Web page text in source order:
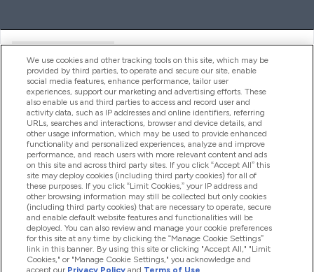
Producten
Company Information
Loyalty & Rewards
2026 The Hut.com Ltd
We use cookies and other tracking tools on this site, which may be
provided by third parties, to operate and secure our site, enable
social media features, enhance performance, tailor user
experiences, support our marketing and advertising efforts. These
also enable us and third parties to access and record user and
activity data, such as IP addresses and online identifiers, referring
URLs, searches and interactions, browser and device details, and
other usage information, which may be used to provide enhanced
functionality and personalized experiences, analyze and improve
performance, and reach users with more relevant content and ads
on this site and across third party sites. If you click “Accept All” this
site may deploy cookies (including third party cookies) for all of
these purposes. If you click “Limit Cookies,” your IP address and
other browsing information may still be collected but only cookies
(including third party cookies) that are necessary to operate, secure
and enable default website features and functionalities will be
deployed. You can also review and manage your cookie preferences
for this site at any time by clicking the “Manage Cookie Settings”
link in this banner. By using this site or clicking "Accept All," "Limit
Cookies," or "Manage Cookie Settings," you acknowledge and
accept our Privacy Policy and Terms of Use